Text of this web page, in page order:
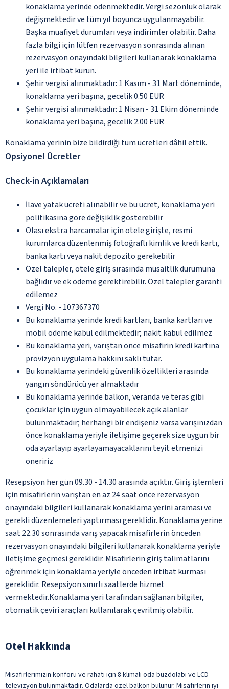
konaklama yerinde ödenmektedir. Vergi sezonluk olarak
değişmektedir ve tüm yıl boyunca uygulanmayabilir.
Başka muafiyet durumları veya indirimler olabilir. Daha
fazla bilgi için lütfen rezervasyon sonrasında alınan
rezervasyon onayındaki bilgileri kullanarak konaklama
yeri ile irtibat kurun.
Şehir vergisi alınmaktadır: 1 Kasım - 31 Mart döneminde,
konaklama yeri başına, gecelik 0.50 EUR
Şehir vergisi alınmaktadır: 1 Nisan - 31 Ekim döneminde
konaklama yeri başına, gecelik 2.00 EUR
Konaklama yerinin bize bildirdiği tüm ücretleri dâhil ettik.
Opsiyonel Ücretler
Check-in Açıklamaları
İlave yatak ücreti alınabilir ve bu ücret, konaklama yeri
politikasına göre değişiklik gösterebilir
Olası ekstra harcamalar için otele girişte, resmi
kurumlarca düzenlenmiş fotoğraflı kimlik ve kredi kartı,
banka kartı veya nakit depozito gerekebilir
Özel talepler, otele giriş sırasında müsaitlik durumuna
bağlıdır ve ek ödeme gerektirebilir. Özel talepler garanti
edilemez
Vergi No. - 107367370
Bu konaklama yerinde kredi kartları, banka kartları ve
mobil ödeme kabul edilmektedir; nakit kabul edilmez
Bu konaklama yeri, varıştan önce misafirin kredi kartına
provizyon uygulama hakkını saklı tutar.
Bu konaklama yerindeki güvenlik özellikleri arasında
yangın söndürücü yer almaktadır
Bu konaklama yerinde balkon, veranda ve teras gibi
çocuklar için uygun olmayabilecek açık alanlar
bulunmaktadır; herhangi bir endişeniz varsa varışınızdan
önce konaklama yeriyle iletişime geçerek size uygun bir
oda ayarlayıp ayarlayamayacaklarını teyit etmenizi
öneririz
Resepsiyon her gün 09.30 - 14.30 arasında açıktır. Giriş işlemleri
için misafirlerin varıştan en az 24 saat önce rezervasyon
onayındaki bilgileri kullanarak konaklama yerini araması ve
gerekli düzenlemeleri yaptırması gereklidir. Konaklama yerine
saat 22.30 sonrasında varış yapacak misafirlerin önceden
rezervasyon onayındaki bilgileri kullanarak konaklama yeriyle
iletişime geçmesi gereklidir. Misafirlerin giriş talimatlarını
öğrenmek için konaklama yeriyle önceden irtibat kurması
gereklidir. Resepsiyon sınırlı saatlerde hizmet
vermektedir.Konaklama yeri tarafından sağlanan bilgiler,
otomatik çeviri araçları kullanılarak çevrilmiş olabilir.
Otel Hakkında
Misafirlerimizin konforu ve rahatı için 8 klimalı oda buzdolabı ve LCD
televizyon bulunmaktadır. Odalarda özel balkon bulunur. Misafirlerin iyi